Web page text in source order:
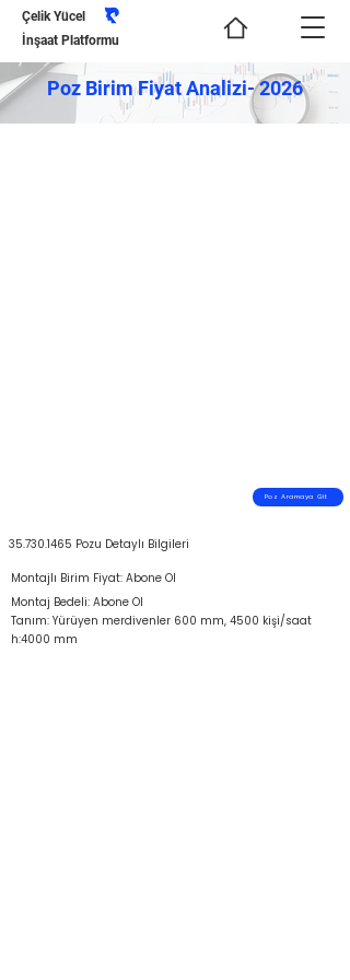
Çelik Yücel
İnşaat Platformu
Poz Birim Fiyat Analizi- 2026
Poz Aramaya Git
35.730.1465 Pozu Detaylı Bilgileri
Montajlı Birim Fiyat: Abone Ol
Montaj Bedeli: Abone Ol
Tanım: Yürüyen merdivenler 600 mm, 4500 kişi/saat
h:4000 mm